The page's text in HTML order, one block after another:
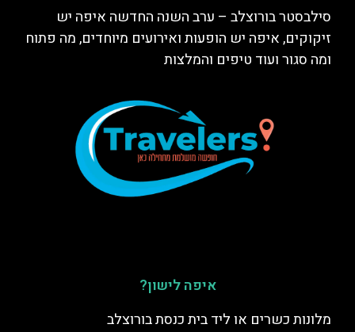
סילבסטר בורוצלב – ערב השנה החדשה איפה יש
זיקוקים, איפה יש הופעות ואירועים מיוחדים, מה פתוח
ומה סגור ועוד טיפים והמלצות
איפה לישון?
מלונות כשרים או ליד בית כנסת בורוצלב